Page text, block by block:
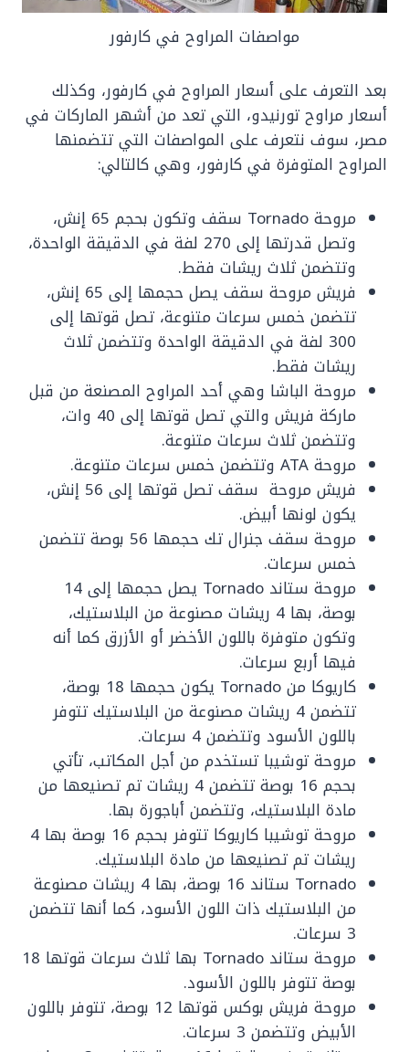
مواصفات المراوح في كارفور
بعد ‏التعرف على أسعار المراوح في كارفور، وكذلك
أسعار مراوح تورنيدو، التي تعد من أشهر الماركات في
مصر، سوف نتعرف على المواصفات التي تتضمنها
المراوح المتوفرة في كارفور، وهي كالتالي:
‏مروحة Tornado سقف وتكون بحجم 65 إنش،
وتصل قدرتها ‏إلى 270 لفة في الدقيقة الواحدة،
وتتضمن ثلاث ريشات فقط.
‏فريش مروحة سقف يصل حجمها إلى 65 إنش،
تتضمن خمس سرعات متنوعة، تصل قوتها إلى
300 لفة في الدقيقة الواحدة وتتضمن ثلاث
ريشات فقط.
‏مروحة الباشا وهي أحد المراوح المصنعة من قبل
ماركة فريش والتي تصل قوتها إلى 40 وات،
‏وتتضمن ثلاث سرعات متنوعة.
‏مروحة ATA وتتضمن خمس سرعات متنوعة.
‏فريش مروحة سقف تصل قوتها إلى 56 إنش،
يكون لونها أبيض.
‏مروحة سقف جنرال تك حجمها 56 بوصة تتضمن
خمس سرعات.
‏مروحة ستاند Tornado يصل حجمها إلى 14
بوصة، بها 4 ريشات مصنوعة من البلاستيك،
وتكون متوفرة باللون الأخضر أو الأزرق كما أنه
فيها أربع سرعات.
‏كاريوكا من Tornado يكون حجمها 18 بوصة،
تتضمن 4 ريشات مصنوعة من البلاستيك تتوفر
باللون الأسود وتتضمن 4 سرعات.
‏مروحة توشيبا تستخدم من أجل المكاتب، تأتي
بحجم 16 بوصة تتضمن 4 ريشات تم تصنيعها من
مادة البلاستيك، وتتضمن أباجورة بها.
‏مروحة توشيبا كاريوكا تتوفر بحجم 16 بوصة بها 4
ريشات تم تصنيعها من مادة البلاستيك.
‏Tornado ستاند 16 بوصة، بها 4 ريشات مصنوعة
من البلاستيك ذات اللون الأسود، كما أنها تتضمن
3 سرعات.
‏مروحة ستاند Tornado بها ثلاث سرعات قوتها 18
بوصة تتوفر باللون الأسود.
‏مروحة فريش بوكس قوتها 12 بوصة، تتوفر باللون
الأبيض وتتضمن 3 سرعات.